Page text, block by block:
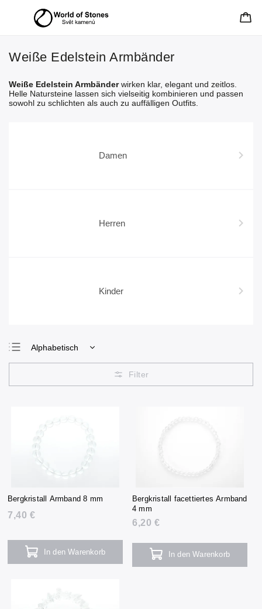
Weiße Edelstein Armbänder
Weiße Edelstein Armbänderwirken klar, elegant und zeitlos.
Helle Natursteine lassen sich vielseitig kombinieren und passen
sowohl zu schlichten als auch zu auffälligen Outfits.
Damen
Herren
Kinder
Alphabetisch
Günstigste
Teuerste
Bergkristall Armband 8 mm
7,40 €
In den Warenkorb
Bergkristall facettiertes Armband
4 mm
6,20 €
In den Warenkorb